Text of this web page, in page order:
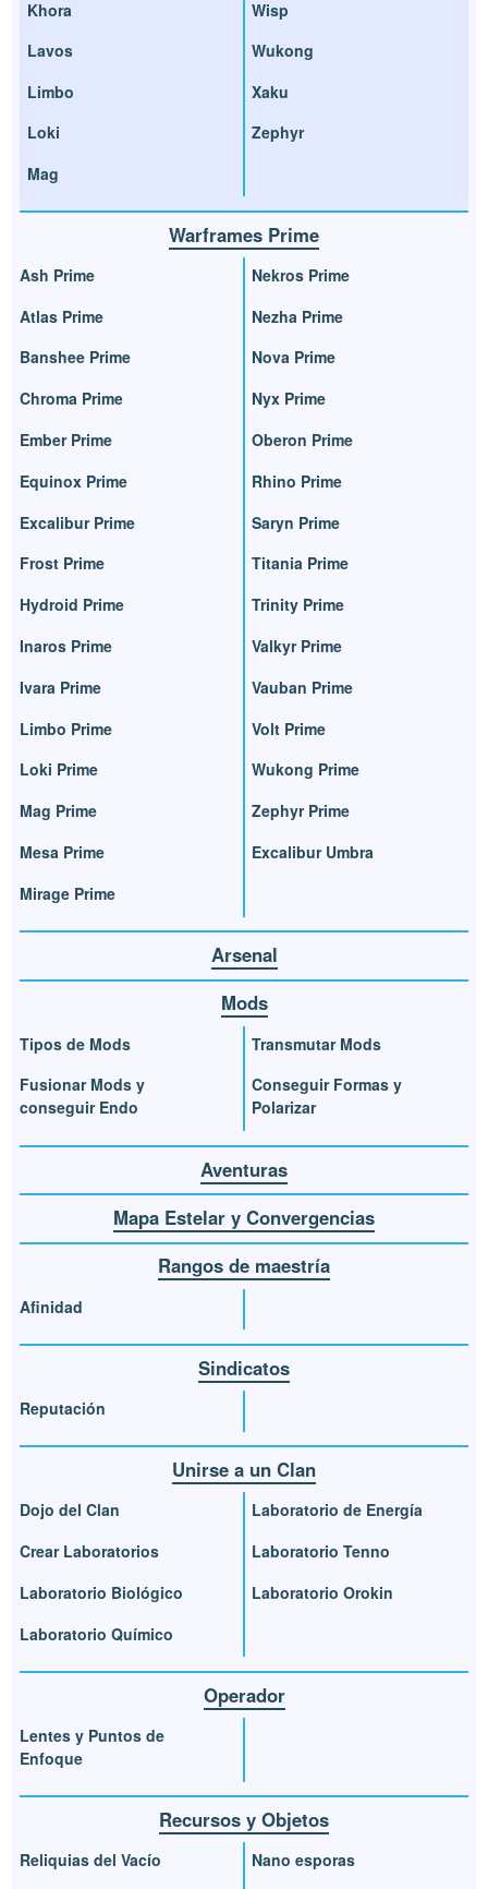
Khora
Lavos
Limbo
Loki
Mag
Wisp
Wukong
Xaku
Zephyr
Warframes Prime
Ash Prime
Atlas Prime
Banshee Prime
Chroma Prime
Ember Prime
Equinox Prime
Excalibur Prime
Frost Prime
Hydroid Prime
Inaros Prime
Ivara Prime
Limbo Prime
Loki Prime
Mag Prime
Mesa Prime
Mirage Prime
Nekros Prime
Nezha Prime
Nova Prime
Nyx Prime
Oberon Prime
Rhino Prime
Saryn Prime
Titania Prime
Trinity Prime
Valkyr Prime
Vauban Prime
Volt Prime
Wukong Prime
Zephyr Prime
Excalibur Umbra
Arsenal
Mods
Tipos de Mods
Fusionar Mods y
conseguir Endo
Transmutar Mods
Conseguir Formas y
Polarizar
Aventuras
Mapa Estelar y Convergencias
Rangos de maestría
Afinidad
Sindicatos
Reputación
Unirse a un Clan
Dojo del Clan
Crear Laboratorios
Laboratorio Biológico
Laboratorio Químico
Laboratorio de Energía
Laboratorio Tenno
Laboratorio Orokin
Operador
Lentes y Puntos de
Enfoque
Recursos y Objetos
Reliquias del Vacío
Nano esporas